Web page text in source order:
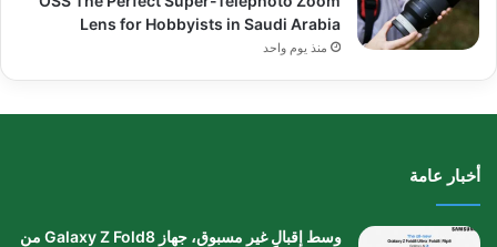
Lens for Hobbyists in Saudi Arabia
منذ يوم واحد
أخبار عامة
وسط إقبالٍ غير مسبوق، جهاز Galaxy Z Fold8 من